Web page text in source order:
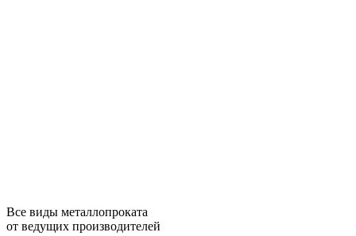
Все виды металлопроката
от ведущих производителей